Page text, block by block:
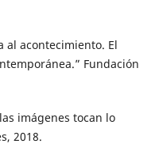
al acontecimiento. El
Fundación
imágenes tocan lo
2018.